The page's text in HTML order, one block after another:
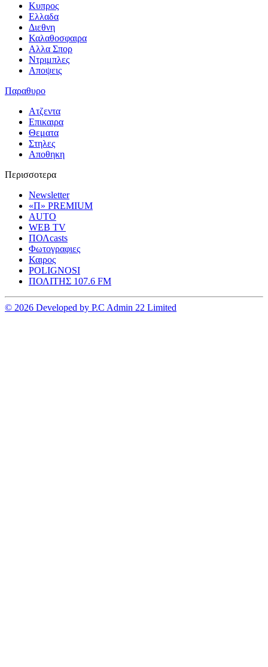
Κυπρος
Ελλαδα
Διεθνη
Καλαθοσφαιρα
Αλλα Σπορ
Ντριμπλες
Αποψεις
Παραθυρο
Ατζεντα
Επικαιρα
Θεματα
Στηλες
Αποθηκη
Περισσοτερα
Newsletter
«Π» PREMIUM
AUTO
WEB TV
ΠΟΛcasts
Φωτογραφιες
Καιρος
POLIGNOSI
ΠΟΛΙΤΗΣ 107.6 FM
© 2026 Developed by P.C Admin 22 Limited